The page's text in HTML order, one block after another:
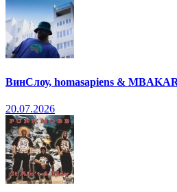
ВинСлоу, homasapiens &
20.07.2026